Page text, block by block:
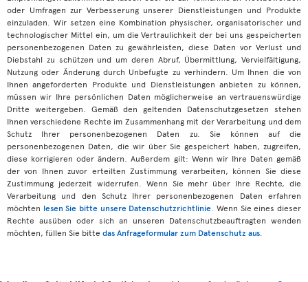
oder Umfragen zur Verbesserung unserer Dienstleistungen und Produkte
einzuladen. Wir setzen eine Kombination physischer, organisatorischer und
technologischer Mittel ein, um die Vertraulichkeit der bei uns gespeicherten
personenbezogenen Daten zu gewährleisten, diese Daten vor Verlust und
Diebstahl zu schützen und um deren Abruf, Übermittlung, Vervielfältigung,
Nutzung oder Änderung durch Unbefugte zu verhindern. Um Ihnen die von
Ihnen angeforderten Produkte und Dienstleistungen anbieten zu können,
müssen wir Ihre persönlichen Daten möglicherweise an vertrauenswürdige
Dritte weitergeben. Gemäß den geltenden Datenschutzgesetzen stehen
Ihnen verschiedene Rechte im Zusammenhang mit der Verarbeitung und dem
Schutz Ihrer personenbezogenen Daten zu. Sie können auf die
personenbezogenen Daten, die wir über Sie gespeichert haben, zugreifen,
diese korrigieren oder ändern. Außerdem gilt: Wenn wir Ihre Daten gemäß
der von Ihnen zuvor erteilten Zustimmung verarbeiten, können Sie diese
Zustimmung jederzeit widerrufen. Wenn Sie mehr über Ihre Rechte, die
Verarbeitung und den Schutz Ihrer personenbezogenen Daten erfahren
möchten lesen Sie bitte unsere Datenschutzrichtlinie . Wenn Sie eines dieser
Rechte ausüben oder sich an unseren Datenschutzbeauftragten wenden
möchten, füllen Sie bitte das Anfrageformular zum Datenschutz aus